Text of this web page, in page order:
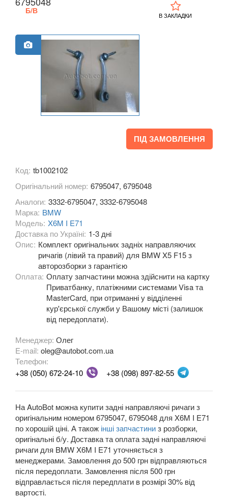
M1 F40
2 Series F23
2 Series F45
2 Series F46
M2 F87
3 Series E46
M3 E46
3 Series E90, E91, E92, E93
M3 E90/E92/E93
3 Series F30, F31, F36
3 Series F34
M3 F80
3 Series G20/G21
4 Series F32
4 Series F33
M4 F82/F83
5 Series E39
M5 E39
5 Series E60
5 Series E61
Б/В
ПІД ЗАМОВЛЕННЯ
В ЗАКЛАДКИ
Код: tb1002102
Оригінальний номер: 6795047, 6795048
Аналоги: 3332-6795047, 3332-6795048
Марка: BMW
Модель: X6M I E71
Доставка по Україні: 1-3 дні
Опис: Комплект оригінальних задніх направляючих
ричагів (лівий та правий) для BMW X5 F15 з
авторозборки з гарантією
Оплата: Оплату запчастини можна здійснити на картку
Приватбанку, платіжними системами Visa та
MasterCard, при отриманні у відділенні
кур'єрської служби у Вашому місті (залишок
від передоплати).
Менеджер: Олег
E-mail: oleg@autobot.com.ua
Телефон:
+38 (050) 672-24-10
+38 (098) 897-82-55
На AutoBot можна купити задні направляючі ричаги з
оригінальним номером 6795047, 6795048 для X6M I E71
по хорошій ціні. А також інші запчастиниз розборки,
оригінальні б/у. Доставка та оплата задні направляючі
ричаги для BMW X6M I E71 уточняється з
менеджерами. Замовлення до 500 грн відправляються
після передоплати. Замовлення після 500 грн
відправлається після передплати в розмірі 30% від
вартості.